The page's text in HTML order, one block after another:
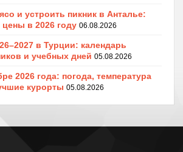
и устроить пикник в Анталье:
в 2026 году 06.08.2026
в Турции: календарь
и учебных дней 05.08.2026
2026 года: погода, температура
курорты 05.08.2026